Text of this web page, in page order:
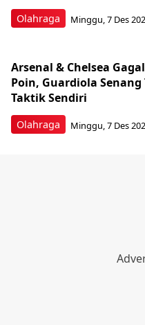
Olahraga Minggu, 7 Des
Olahraga
Arsenal & Chelsea
Poin, Guardiola
Taktik Sendiri
Minggu, 7 Des